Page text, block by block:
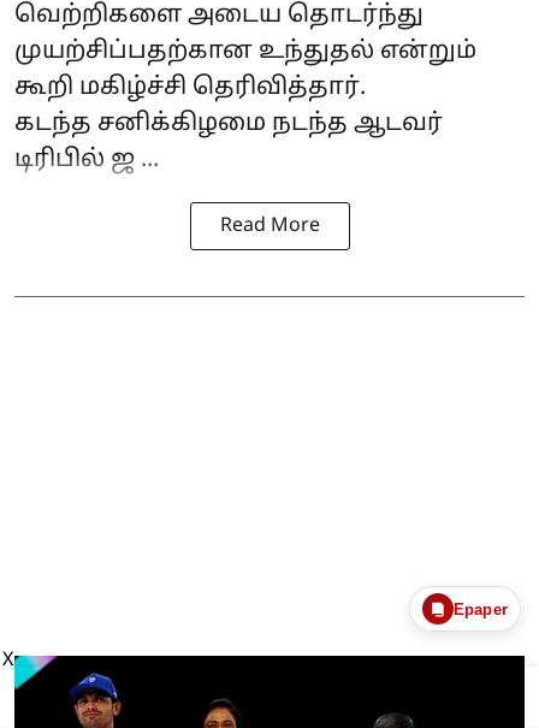
வெற்றிகளை அடைய தொடர்ந்து
முயற்சிப்பதற்கான உந்துதல் என்றும்
கூறி மகிழ்ச்சி தெரிவித்தார்.
கடந்த சனிக்கிழமை நடந்த ஆடவர்
டிரிபில் ஜ ...
Read More
Epaper
X